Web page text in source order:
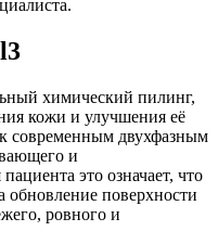
химический пилинг,
кожи и улучшения её
современным двухфазным
и
это означает, что
обновление поверхности
ровного и